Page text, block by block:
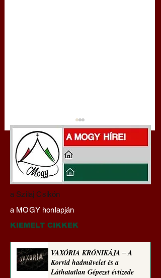
Darai Lajos:
Naplóbölcsességeim
(2025)
a Szilaj Csikón
a MOGY honlapján
KIEMELT CIKKEK
VAXÓRIA KRÓNIKÁJA ‒ A
Korvid hadművelet és a
Láthatatlan Gépezet évtizede